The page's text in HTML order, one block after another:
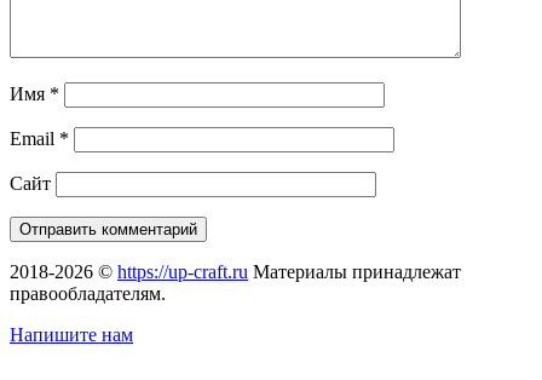
Имя *
Email *
Сайт
2018-2026 © https://up-craft.ru Материалы принадлежат
правообладателям.
Напишите нам